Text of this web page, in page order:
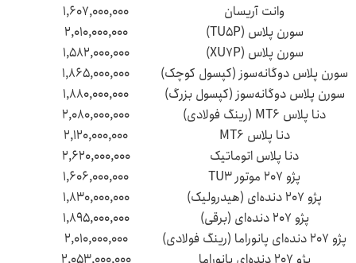
وانت آریسان
۱,۶۰۷,۰۰۰,۰۰۰
سورن پلاس (TU۵P)
۲,۰۱۰,۰۰۰,۰۰۰
سورن پلاس (XU۷P)
۱,۵۸۲,۰۰۰,۰۰۰
سورن پلاس دوگانه‌سوز (کپسول کوچک)
۱,۸۶۵,۰۰۰,۰۰۰
سورن پلاس دوگانه‌سوز (کپسول بزرگ)
۱,۸۸۰,۰۰۰,۰۰۰
دنا پلاس MT۶ (رینگ فولادی)
۲,۰۸۰,۰۰۰,۰۰۰
دنا پلاس MT۶
۲,۱۲۰,۰۰۰,۰۰۰
دنا پلاس اتوماتیک
۲,۶۲۰,۰۰۰,۰۰۰
پژو ۲۰۷ موتور TU۳
۱,۶۰۶,۰۰۰,۰۰۰
پژو ۲۰۷ دنده‌ای (هیدرولیک)
۱,۸۳۰,۰۰۰,۰۰۰
پژو ۲۰۷ دنده‌ای (برقی)
۱,۸۹۵,۰۰۰,۰۰۰
پژو ۲۰۷ دنده‌ای پانوراما (رینگ فولادی)
۲,۰۱۰,۰۰۰,۰۰۰